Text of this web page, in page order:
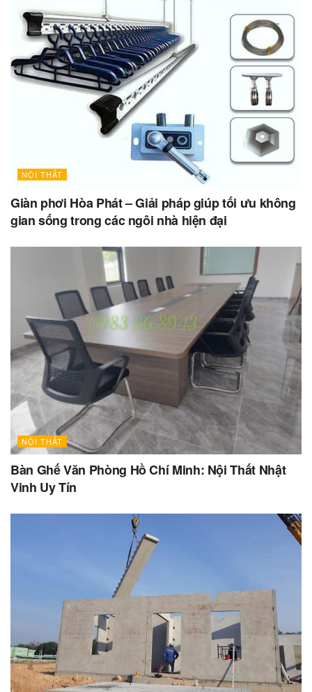
NỘI THẤT
Giàn phơi Hòa Phát – Giải pháp giúp tối ưu không
gian sống trong các ngôi nhà hiện đại
NỘI THẤT
Bàn Ghế Văn Phòng Hồ Chí Minh: Nội Thất Nhật
Vinh Uy Tín